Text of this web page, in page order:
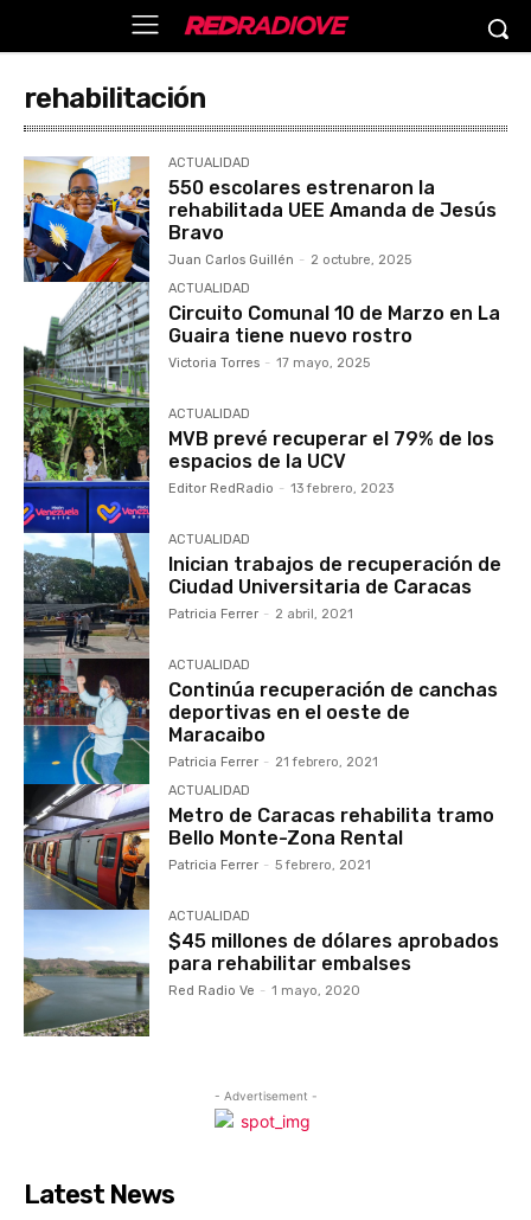
rehabilitación
ACTUALIDAD
550 escolares estrenaron la
rehabilitada UEE Amanda de Jesús
Bravo
Juan Carlos Guillén - 2 octubre, 2025
ACTUALIDAD
Circuito Comunal 10 de Marzo en La
Guaira tiene nuevo rostro
Victoria Torres - 17 mayo, 2025
ACTUALIDAD
MVB prevé recuperar el 79% de los
espacios de la UCV
Editor RedRadio - 13 febrero, 2023
ACTUALIDAD
Inician trabajos de recuperación de
Ciudad Universitaria de Caracas
Patricia Ferrer - 2 abril, 2021
ACTUALIDAD
Continúa recuperación de canchas
deportivas en el oeste de
Maracaibo
Patricia Ferrer - 21 febrero, 2021
ACTUALIDAD
Metro de Caracas rehabilita tramo
Bello Monte-Zona Rental
Patricia Ferrer - 5 febrero, 2021
ACTUALIDAD
$45 millones de dólares aprobados
para rehabilitar embalses
Red Radio Ve - 1 mayo, 2020
- Advertisement -
Latest News